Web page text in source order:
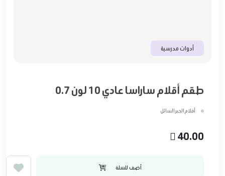
أدوات مدرسية
طقم أقلام ساراسا عادي 10 لون 0.7
أقلام الحبر السائل
40.00
أضف للسلة